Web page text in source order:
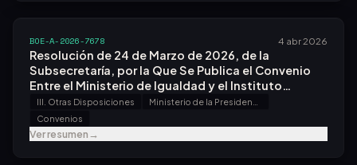
BOE-A-2026-7678 4 abr 2026
Resolución de 24 de Marzo de 2026, de la
Subsecretaría, por la Que Se Publica el Convenio
Entre el Ministerio de Igualdad y el Instituto
Nacional de Estadística, O.a., sobre el Acceso a la
Base Padronal del Instituto Nacional de Estadística
a Través del Servicio Web Secopa, en el Ámbito de
la Dirección General para la Igualdad Real y
III. Otras Disposiciones
Convenios
Ver resumen→